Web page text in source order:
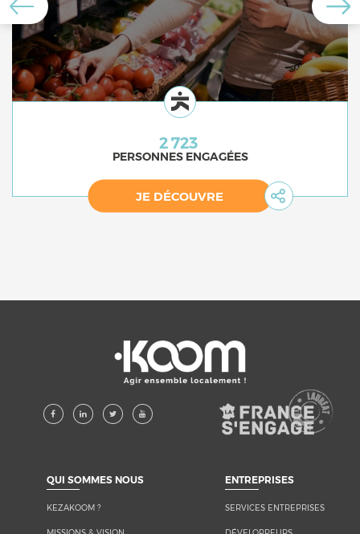
2 723
PERSONNES ENGAGÉES
JE DÉCOUVRE
KEZAKOOM ? SERVICES ENTREPRISES